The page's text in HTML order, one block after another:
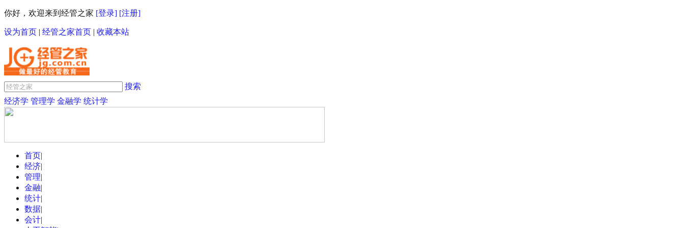
你好，欢迎来到经管之家 [登录] [注册]
设为首页 | 经管之家首页 | 收藏本站
搜索
经济学 管理学 金融学 统计学
首页|
经济|
管理|
金融|
统计|
数据|
会计|